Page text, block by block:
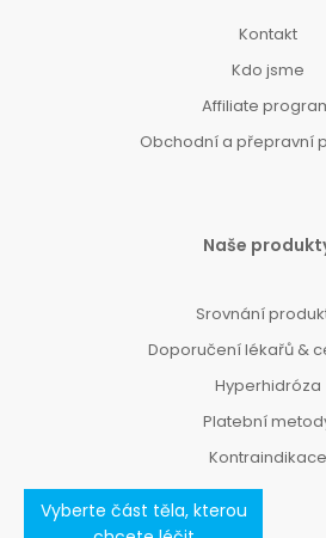
Vyberte část těla, kterou
Kontakt
Kdo jsme
Affiliate
Obchodní a přepravní
Naše
Srovnání
Doporučení lékařů &
Hyperhidróza
Platební
Kontraindikace